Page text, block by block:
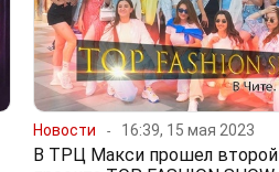
Новости 16:39, 15 мая 2023
В ТРЦ Макси прошел